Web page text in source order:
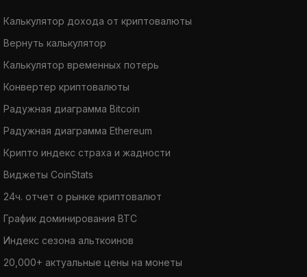
Калькулятор дохода от криптовалюты
Вернуть калькулятор
Калькулятор временных потерь
Конвертер криптовалюты
Радужная диаграмма Bitcoin
Радужная диаграмма Ethereum
Крипто индекс страха и жадности
Виджеты CoinStats
24ч. отчет о рынке криптовалют
График доминирования BTC
Индекс сезона альткоинов
20,000+ актуальные цены на монеты